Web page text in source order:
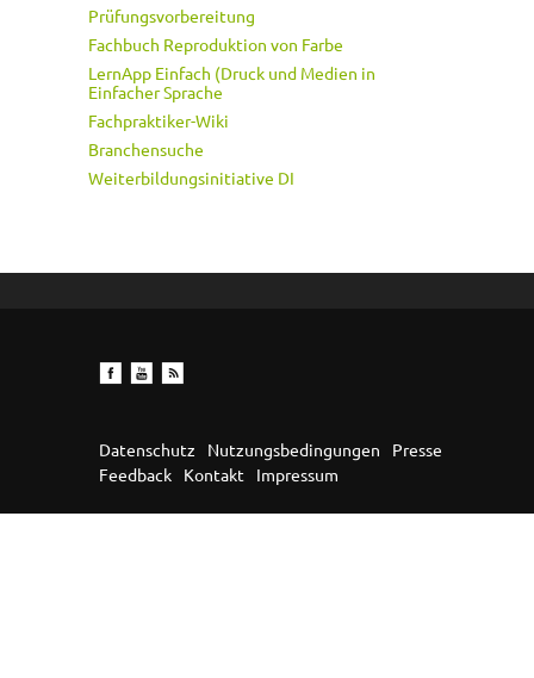
Prüfungsvorbereitung
Fachbuch Reproduktion von Farbe
LernApp Einfach (Druck und Medien in
Einfacher Sprache
Fachpraktiker-Wiki
Branchensuche
Weiterbildungsinitiative DI
Datenschutz Nutzungsbedingungen
Presse
Feedback
Kontakt Impressum